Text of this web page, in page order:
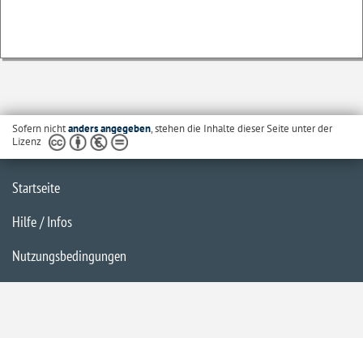
Sofern nichtanders angegeben, stehen die Inhalte dieser Seite unter der
Lizenz
Startseite
Hilfe / Infos
Nutzungsbedingungen